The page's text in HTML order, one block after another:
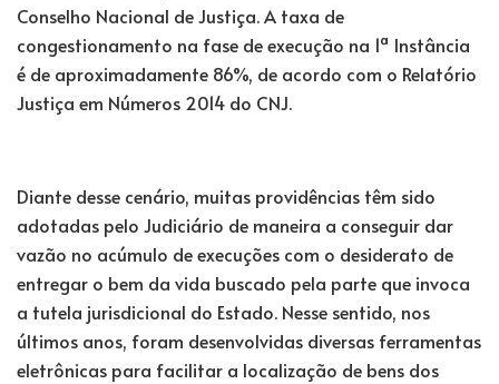
Conselho Nacional de Justiça. A taxa de
congestionamento na fase de execução na 1ª Instância
é de aproximadamente 86%, de acordo com o Relatório
Justiça em Números 2014 do CNJ.
Diante desse cenário, muitas providências têm sido
adotadas pelo Judiciário de maneira a conseguir dar
vazão no acúmulo de execuções com o desiderato de
entregar o bem da vida buscado pela parte que invoca
a tutela jurisdicional do Estado. Nesse sentido, nos
últimos anos, foram desenvolvidas diversas ferramentas
eletrônicas para facilitar a localização de bens dos